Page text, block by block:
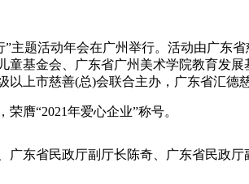
题活动年会在广州举行。活动由广东
基金会、广东省广州美术学院教育发
上市慈善(总)会联合主办，广东省汇德
膺“2021年爱心企业”称号。
省民政厅副厅长陈奇、广东省民政厅